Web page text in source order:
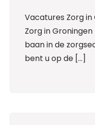
Vacatures Zorg
Zorg in
baan in de
bent u op de […]